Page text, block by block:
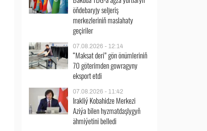
öňdebaryjy seljeriş
merkezleriniň maslahaty
geçiriler
07.08.2026 - 12:14
“Maksat deri” gön önümleriniň
70 göterimden gowragyny
eksport etdi
07.08.2026 - 11:42
Irakliý Kobahidze Merkezi
Aziýa bilen hyzmatdaşlygyň
ähmiýetini belledi